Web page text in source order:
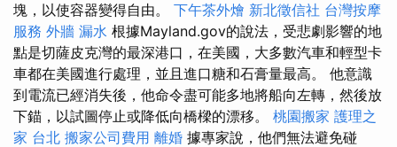
塊，以使容器變得自由。 下午茶外燴 新北徵信社 台灣按摩
服務 外牆 漏水 根據Mayland.gov的說法，受悲劇影響的地
點是切薩皮克灣的最深港口，在美國，大多數汽車和輕型卡
車都在美國進行處理，並且進口糖和石膏量最高。 他意識
到電流已經消失後，他命令盡可能多地將船向左轉，然後放
下錨，以試圖停止或降低向橋樑的漂移。 桃園搬家 護理之
家 台北 搬家公司費用 離婚 據專家說，他們無法避免碰